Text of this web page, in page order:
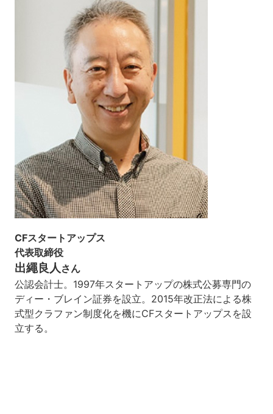
CFスタートアップス
代表取締役
出繩良人さん
公認会計士。1997年スタートアップの株式公募専門の
ディー・ブレイン証券を設立。2015年改正法による株
式型クラファン制度化を機にCFスタートアップスを設
立する。